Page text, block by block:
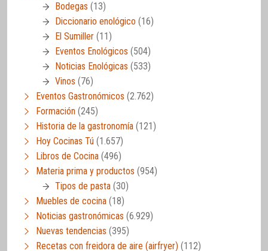
Bodegas (13)
Diccionario enológico (16)
El Sumiller (11)
Eventos Enológicos (504)
Noticias Enológicas (533)
Vinos (76)
Eventos Gastronómicos (2.762)
Formación (245)
Historia de la gastronomía (121)
Hoy Cocinas Tú (1.657)
Libros de Cocina (496)
Materia prima y productos (954)
Tipos de pasta (30)
Muebles de cocina (18)
Noticias gastronómicas (6.929)
Nuevas tendencias (395)
Recetas con freidora de aire (airfryer) (112)